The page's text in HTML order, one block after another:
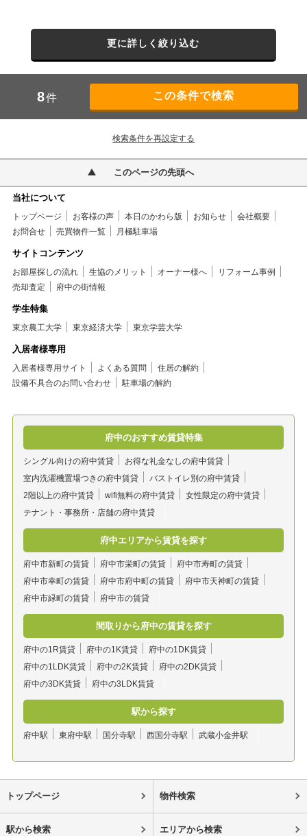
更に詳しく絞り込む
8件
検索条件を再設定する
このページの先頭へ
当社について
トップページ お客様の声 本日のかわら版 お知らせ
会社概要
お問合せ
売買物件一覧 月極駐車場
サイトコンテンツ
お部屋探しの流れ 生協のメリット オーナー様へ
リフォーム事例
売却査定
府中の街情報
学生特集
東京農工大学 東京経済大学 東京学芸大学
入居者様専用
入居者様専用サイト よくある質問
住居の解約
設備不具合のお問い合わせ
駐車場の解約
府中のおすすめ賃貸特集
シングル向けの府中賃貸
お得な礼金なしの府中賃貸
室内洗濯機置場つきの府中賃貸
バストイレ別の府中賃貸
2階以上の府中賃貸
wifi無料の府中賃貸
女性限定の府中賃貸
テナント・事務所・店舗の府中賃貸
府中エリアから賃貸を探す
府中市新町の賃貸 府中市栄町の賃貸
府中市寿町の賃貸
府中市幸町の賃貸
府中市府中町の賃貸
府中市天神町の賃貸
府中市緑町の賃貸
府中市の賃貸
間取りから府中の賃貸を探す
府中の1R賃貸 府中の1K賃貸
府中の1DK賃貸
府中の1LDK賃貸
府中の2K賃貸
府中の2DK賃貸
府中の3DK賃貸
府中の3LDK賃貸
駅から探す
府中駅 東府中駅 国分寺駅 西国分寺駅 武蔵小金井駅
トップページ 物件検索
駅から検索 エリアから検索